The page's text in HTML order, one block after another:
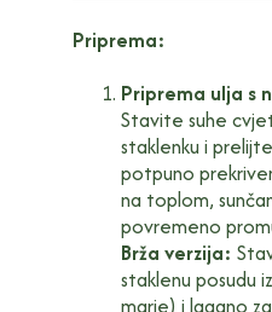
Priprema:
Priprema ulja s
Stavite suhe
staklenku i
potpuno
na toplom,
povremeno
Brža verzija:
staklenu posudu